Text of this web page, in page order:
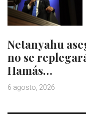
Netanyahu
no se
Hamás…
6 agosto, 2026